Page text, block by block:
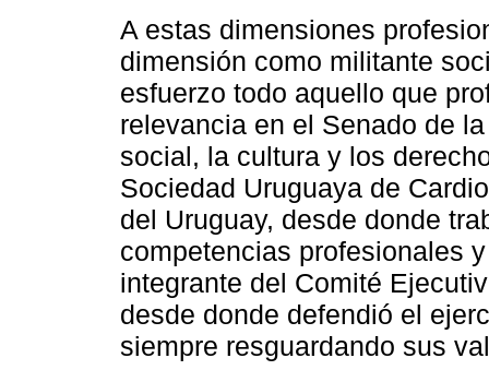
A estas dimensiones
dimensión como militante
esfuerzo todo aquello que
relevancia en el Senado de
social, la cultura y los
Sociedad Uruguaya de
del Uruguay, desde donde
competencias profesionales
integrante del Comité
desde donde defendió el
siempre resguardando sus